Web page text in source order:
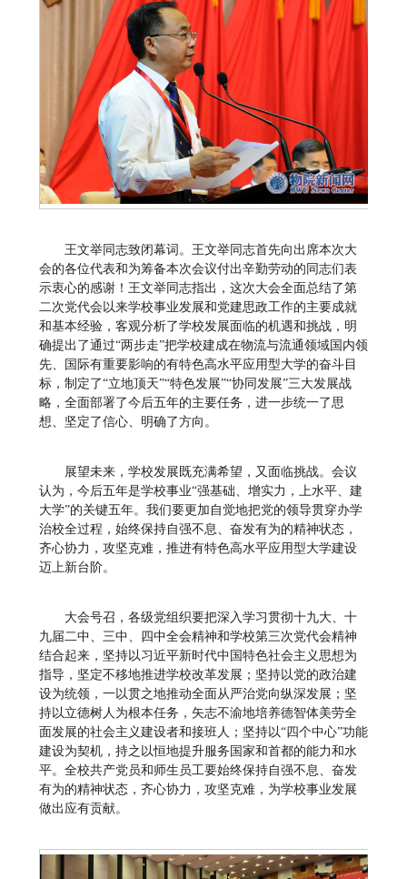
王文举同志致闭幕词。王文举同志首先向出席本次大
会的各位代表和为筹备本次会议付出辛勤劳动的同志们表
示衷心的感谢！王文举同志指出，这次大会全面总结了第
二次党代会以来学校事业发展和党建思政工作的主要成就
和基本经验，客观分析了学校发展面临的机遇和挑战，明
确提出了通过“两步走”把学校建成在物流与流通领域国内领
先、国际有重要影响的有特色高水平应用型大学的奋斗目
标，制定了“立地顶天”“特色发展”“协同发展”三大发展战
略，全面部署了今后五年的主要任务，进一步统一了思
想、坚定了信心、明确了方向。
展望未来，学校发展既充满希望，又面临挑战。会议
认为，今后五年是学校事业“强基础、增实力，上水平、建
大学”的关键五年。我们要更加自觉地把党的领导贯穿办学
治校全过程，始终保持自强不息、奋发有为的精神状态，
齐心协力，攻坚克难，推进有特色高水平应用型大学建设
迈上新台阶。
大会号召，各级党组织要把深入学习贯彻十九大、十
九届二中、三中、四中全会精神和学校第三次党代会精神
结合起来，坚持以习近平新时代中国特色社会主义思想为
指导，坚定不移地推进学校改革发展；坚持以党的政治建
设为统领，一以贯之地推动全面从严治党向纵深发展；坚
持以立德树人为根本任务，矢志不渝地培养德智体美劳全
面发展的社会主义建设者和接班人；坚持以“四个中心”功能
建设为契机，持之以恒地提升服务国家和首都的能力和水
平。全校共产党员和师生员工要始终保持自强不息、奋发
有为的精神状态，齐心协力，攻坚克难，为学校事业发展
做出应有贡献。